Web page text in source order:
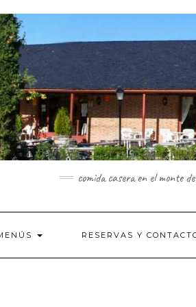
comida casera en el monte
RESERVAS Y